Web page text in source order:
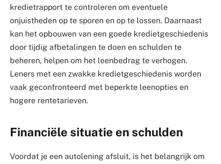
kredietrapport te controleren om eventuele
onjuistheden op te sporen en op te lossen. Daarnaast
kan het opbouwen van een goede kredietgeschiedenis
door tijdig afbetalingen te doen en schulden te
beheren, helpen om het leenbedrag te verhogen.
Leners met een zwakke kredietgeschiedenis worden
vaak geconfronteerd met beperkte leenopties en
hogere rentetarieven.
Financiële situatie en schulden
Voordat je een autolening afsluit, is het belangrijk om